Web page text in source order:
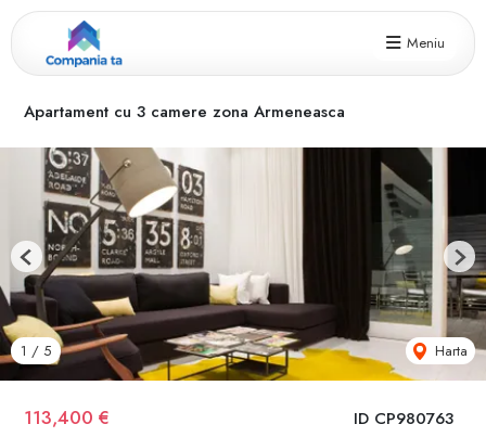
Meniu
Apartament cu 3 camere zona Armeneasca
ID CP980763
113,400 €
1 / 5 Harta
Previous Next